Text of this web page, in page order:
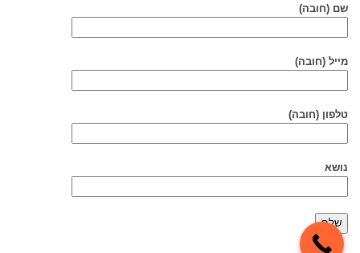
שם (חובה)
מייל (חובה)
טלפון (חובה)
נושא